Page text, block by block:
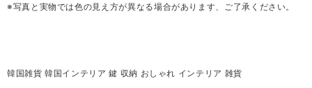
※写真と実物では色の見え方が異なる場合があります、ご了承ください。
韓国雑貨 韓国インテリア 鍵 収納 おしゃれ インテリア 雑貨